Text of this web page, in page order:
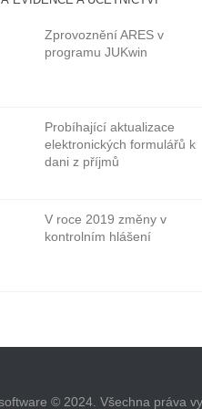
Zprovoznění ARES v
programu JUKwin
Probíhající aktualizace
elektronických formulářů k
dani z příjmů
V roce 2019 změny v
kontrolním hlášení
© 2024. Všechna práva